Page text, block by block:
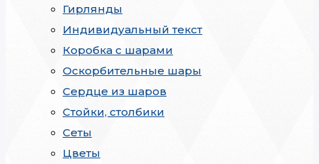
Гирлянды
Индивидуальный текст
Коробка с шарами
Оскорбительные шары
Сердце из шаров
Стойки, столбики
Сеты
Цветы